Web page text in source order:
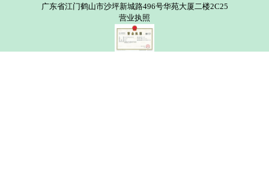
广东省江门鹤山市沙坪新城路496号华苑大厦二楼2C25
营业执照